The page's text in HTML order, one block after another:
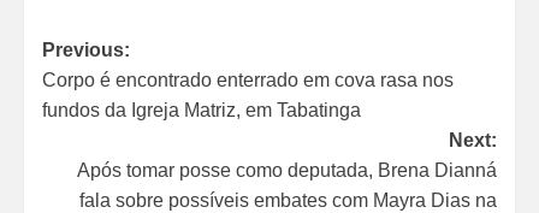
Previous:
Corpo é encontrado enterrado em cova rasa nos
fundos da Igreja Matriz, em Tabatinga
Next:
Após tomar posse como deputada, Brena Dianná
fala sobre possíveis embates com Mayra Dias na